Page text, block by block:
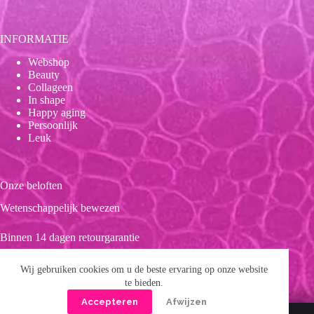
Wij gebruiken cookies om u de beste ervaring op onze website
te bieden.
Accepteren
Afwijzen
INFORMATIE
Webshop
Beauty
Collageen
In shape
Happy aging
Persoonlijk
Leuk
Onze beloften
Wetenschappelijk bewezen
Binnen 14 dagen retourgarantie
Duurzaam
Copyright © 2026 Forever 39 Privacybeleid